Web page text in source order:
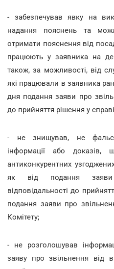
- забезпечував явку на
надання пояснень та
отримати пояснення від
працюють у заявника на
також, за можливості, від
які працювали в заявника
дня подання заяви про
до прийняття рішення у
- не знищував, не
інформації або доказів,
антиконкурентних
як від подання
відповідальності до
подання заяви про
Комітету;
- не розголошував
заяву про звільнення від